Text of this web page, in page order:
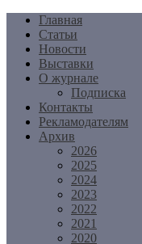
Перейти
содержимому
Главная
Статьи
Новости
Выставки
О журнале
Подписка
Контакты
Рекламодателям
Архив
2026
2025
2024
2023
2022
2021
2020